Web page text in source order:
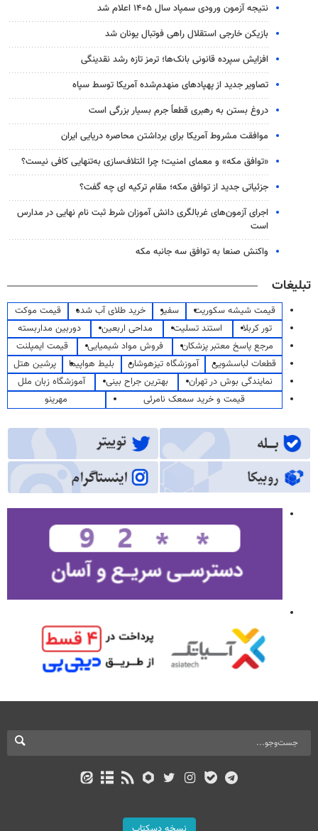
نتیجه آزمون ورودی سمپاد سال ۱۴۰۵ اعلام شد
بازیکن خارجی استقلال راهی فوتبال یونان شد
افزایش سپرده قانونی بانک‌ها؛ ترمز تازه رشد نقدینگی
تصاویر جدید از پهپادهای منهدم‌شده آمریکا توسط سپاه
دروغ بستن به رهبری قطعاً جرم بسیار بزرگی است
موافقت مشروط آمریکا برای برداشتن محاصره دریایی ایران
«توافق مکه» و معمای امنیت؛ چرا ائتلاف‌سازی به‌تنهایی کافی نیست؟
جزئیاتی جدید از توافق مکه؛ مقام ترکیه ای چه گفت؟
اجرای آزمون‌های غربالگری دانش آموزان شرط ثبت نام نهایی در مدارس
است
واکنش صنعا به توافق سه جانبه مکه
تبلیغات
قیمت شیشه سکوریت سفیر خرید طلای آب شده
قیمت موکت
تور کربلا
استند تسلیت مداحی اربعین
دوربین مداربسته
مرجع پاسخ معتبر پزشکان
فروش مواد شیمیایی
قیمت ایمپلنت
قطعات لباسشویی
آموزشگاه تیزهوشان بلیط هواپیما
پرشین هتل
نمایندگی بوش در تهران
بهترین جراح بینی
آموزشگاه زبان ملل
قیمت و خرید سمعک نامرئی
مهرینو